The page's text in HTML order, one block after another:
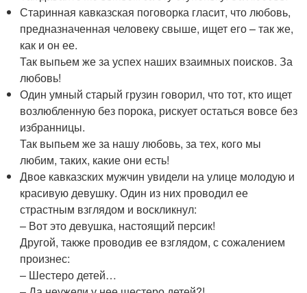
Старинная кавказская поговорка гласит, что любовь,
предназначенная человеку свыше, ищет его – так же,
как и он ее.
Так выпьем же за успех наших взаимных поисков. За
любовь!
Один умный старый грузин говорил, что тот, кто ищет
возлюбленную без порока, рискует остаться вовсе без
избранницы.
Так выпьем же за нашу любовь, за тех, кого мы
любим, таких, какие они есть!
Двое кавказских мужчин увидели на улице молодую и
красивую девушку. Один из них проводил ее
страстным взглядом и воскликнул:
– Вот это девушка, настоящий персик!
Другой, также проводив ее взглядом, с сожалением
произнес:
– Шестеро детей…